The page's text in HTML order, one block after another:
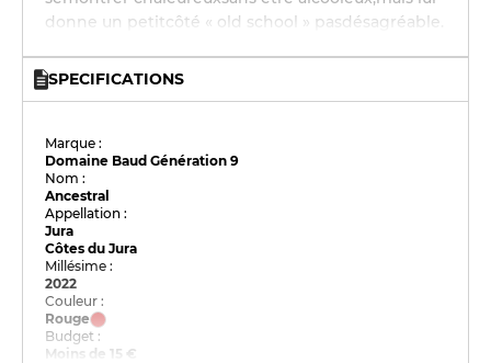
donne un petitcôté « old school » pasdésagréable.
SPECIFICATIONS
Marque :
Domaine Baud Génération 9
Nom :
Ancestral
Appellation :
Jura
Côtes du Jura
Millésime :
2022
Couleur :
Rouge
Budget :
Moins de 15 €